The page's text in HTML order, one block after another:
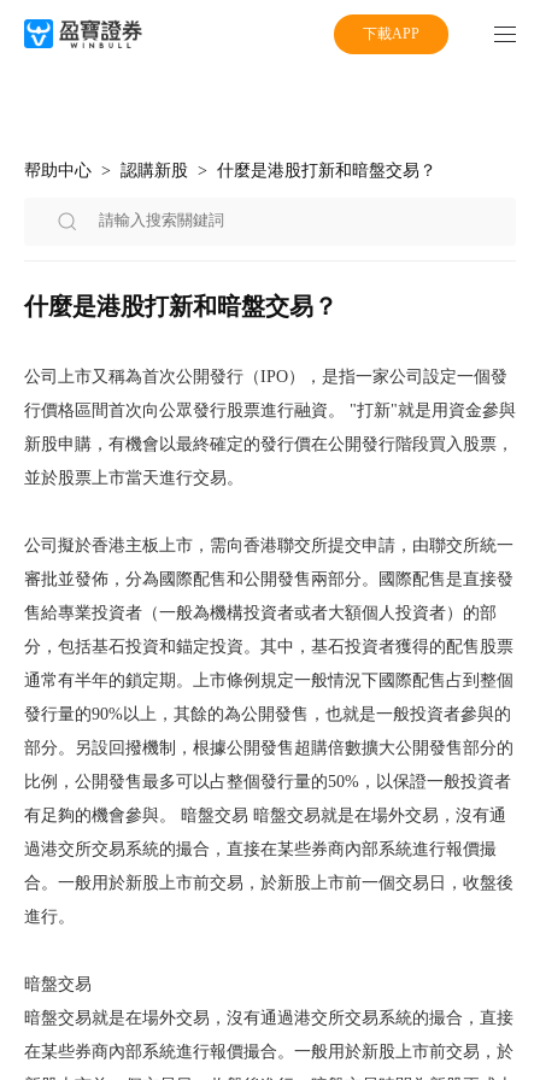
下載APP
帮助中心 認購新股 什麼是港股打新和暗盤交易？
什麼是港股打新和暗盤交易？
公司上市又稱為首次公開發行（IPO），是指一家公司設定一個發
行價格區間首次向公眾發行股票進行融資。 "打新"就是用資金參與
新股申購，有機會以最終確定的發行價在公開發行階段買入股票，
並於股票上市當天進行交易。
公司擬於香港主板上市，需向香港聯交所提交申請，由聯交所統一
審批並發佈，分為國際配售和公開發售兩部分。國際配售是直接發
售給專業投資者（一般為機構投資者或者大額個人投資者）的部
分，包括基石投資和錨定投資。其中，基石投資者獲得的配售股票
通常有半年的鎖定期。上市條例規定一般情況下國際配售占到整個
發行量的90%以上，其餘的為公開發售，也就是一般投資者參與的
部分。另設回撥機制，根據公開發售超購倍數擴大公開發售部分的
比例，公開發售最多可以占整個發行量的50%，以保證一般投資者
有足夠的機會參與。 暗盤交易 暗盤交易就是在場外交易，沒有通
過港交所交易系統的撮合，直接在某些券商內部系統進行報價撮
合。一般用於新股上市前交易，於新股上市前一個交易日，收盤後
進行。
暗盤交易
暗盤交易就是在場外交易，沒有通過港交所交易系統的撮合，直接
在某些券商內部系統進行報價撮合。一般用於新股上市前交易，於